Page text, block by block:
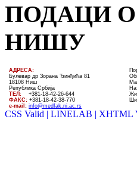
ПОДАЦИ
НИШУ
AДРЕСА:
Булевар др Зорана Ђинђића 81
18108 Ниш
Република Србија
ТЕЛ: +381-18-42-26-644
ФАКС: +381-18-42-38-770
e-mail: info@medfak.ni.ac.rs
CSS Valid | LINELAB | XHTML